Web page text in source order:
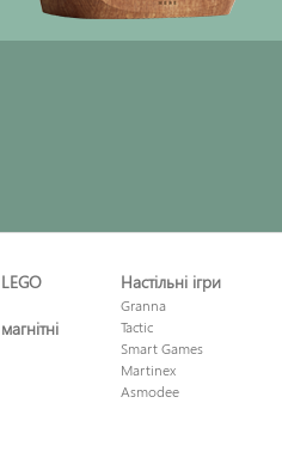
Настільні ігри
Granna
Tactic
Smart Games
Martinex
Asmodee